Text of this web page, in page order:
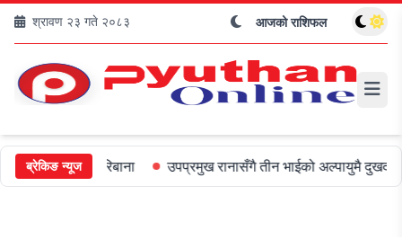
श्रावण २३ गते २०८३ आजको राशिफल
ब्रेकिङ न्यूज
जरिबाना उपप्रमुख रानासँगै तीन भाईको अल्पायुमै दुखद निधन